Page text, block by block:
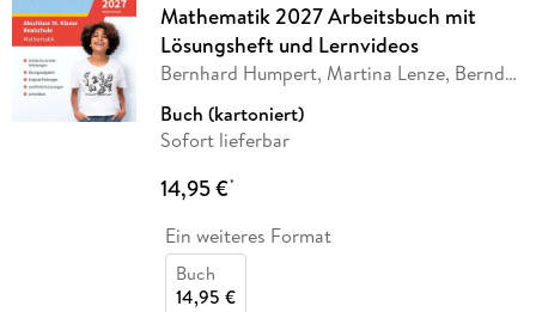
Mathematik 2027 Arbeitsbuch mit
Lösungsheft und Lernvideos
Bernhard Humpert, Martina Lenze, Bernd
Buch (kartoniert)
Sofort lieferbar
14,95 €*
Ein weiteres Format
Buch
14,95 €